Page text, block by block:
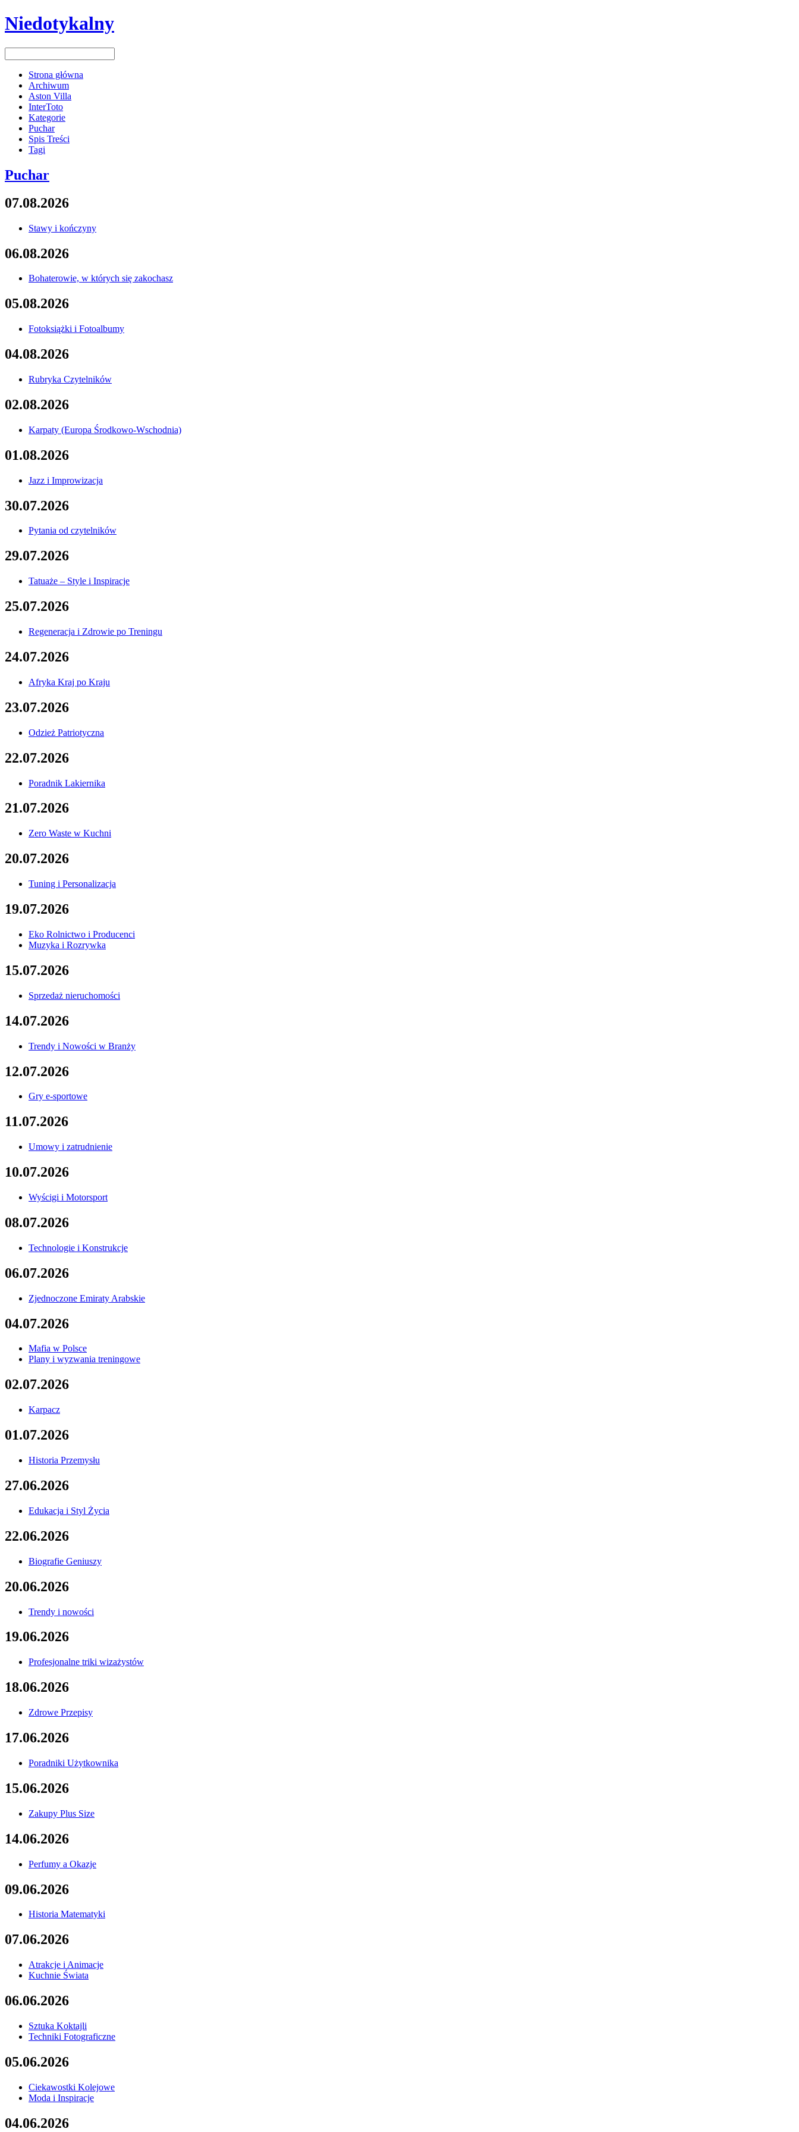
Niedotykalny
Strona główna
Archiwum
Aston Villa
InterToto
Kategorie
Puchar
Spis Treści
Tagi
Puchar
07.08.2026
Stawy i kończyny
06.08.2026
Bohaterowie, w których się zakochasz
05.08.2026
Fotoksiążki i Fotoalbumy
04.08.2026
Rubryka Czytelników
02.08.2026
Karpaty (Europa Środkowo-Wschodnia)
01.08.2026
Jazz i Improwizacja
30.07.2026
Pytania od czytelników
29.07.2026
Tatuaże – Style i Inspiracje
25.07.2026
Regeneracja i Zdrowie po Treningu
24.07.2026
Afryka Kraj po Kraju
23.07.2026
Odzież Patriotyczna
22.07.2026
Poradnik Lakiernika
21.07.2026
Zero Waste w Kuchni
20.07.2026
Tuning i Personalizacja
19.07.2026
Eko Rolnictwo i Producenci
Muzyka i Rozrywka
15.07.2026
Sprzedaż nieruchomości
14.07.2026
Trendy i Nowości w Branży
12.07.2026
Gry e-sportowe
11.07.2026
Umowy i zatrudnienie
10.07.2026
Wyścigi i Motorsport
08.07.2026
Technologie i Konstrukcje
06.07.2026
Zjednoczone Emiraty Arabskie
04.07.2026
Mafia w Polsce
Plany i wyzwania treningowe
02.07.2026
Karpacz
01.07.2026
Historia Przemysłu
27.06.2026
Edukacja i Styl Życia
22.06.2026
Biografie Geniuszy
20.06.2026
Trendy i nowości
19.06.2026
Profesjonalne triki wizażystów
18.06.2026
Zdrowe Przepisy
17.06.2026
Poradniki Użytkownika
15.06.2026
Zakupy Plus Size
14.06.2026
Perfumy a Okazje
09.06.2026
Historia Matematyki
07.06.2026
Atrakcje i Animacje
Kuchnie Świata
06.06.2026
Sztuka Koktajli
Techniki Fotograficzne
05.06.2026
Ciekawostki Kolejowe
Moda i Inspiracje
04.06.2026